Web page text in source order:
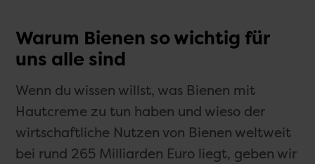
Warum Bienen so wichtig für
uns alle sind
Wenn du wissen willst, was Bienen mit
Hautcreme zu tun haben und wieso der
wirtschaftliche Nutzen von Bienen weltweit
bei rund 265 Milliarden Euro liegt, geben wir